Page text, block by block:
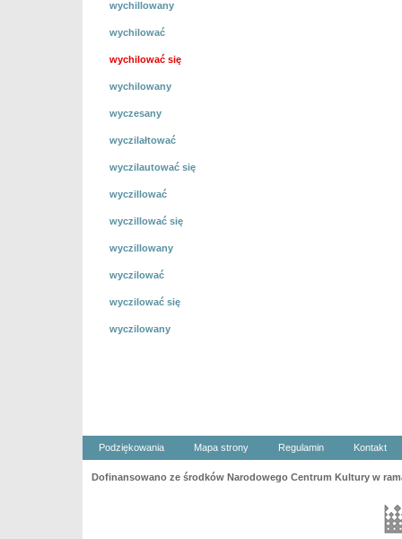
wychillowany
wychilować
wychilować się
wychilowany
wyczesany
wyczilałtować
wyczilautować się
wyczillować
wyczillować się
wyczillowany
wyczilować
wyczilować się
wyczilowany
Podziękowania Mapa strony Regulamin Kontakt
Dofinansowano ze środków Narodowego Centrum Kultury w